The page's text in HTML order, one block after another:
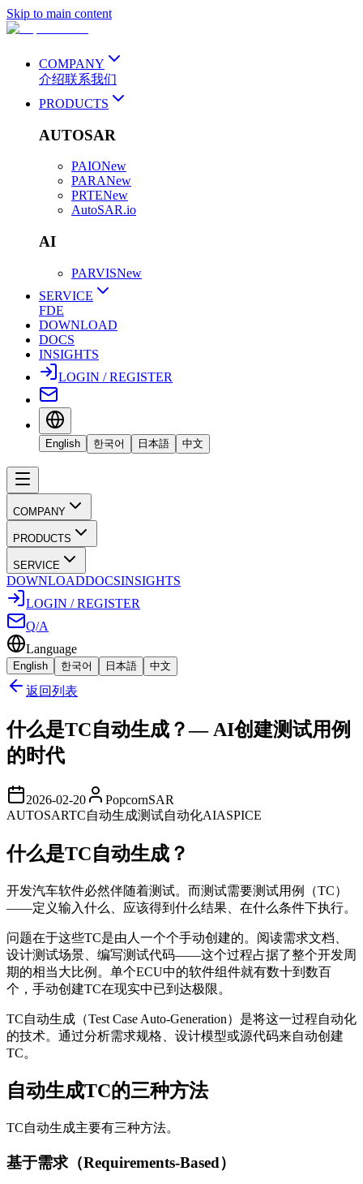
Skip to main content
COMPANY
介绍联系我们
PRODUCTS
AUTOSAR
PAIONew
PARANew
PRTENew
AutoSAR.io
AI
PARVISNew
SERVICE
FDE
DOWNLOAD
DOCS
INSIGHTS
LOGIN / REGISTER
English 한국어 日本語 中文
COMPANY
PRODUCTS
SERVICE
DOWNLOADDOCSINSIGHTS
LOGIN / REGISTER
Q/A
Language
English 한국어 日本語 中文
返回列表
什么是TC自动生成？— AI创建测试用例
的时代
2026-02-20
PopcornSAR
AUTOSARTC自动生成测试自动化AIASPICE
什么是TC自动生成？
开发汽车软件必然伴随着测试。而测试需要测试用例（TC）
——定义输入什么、应该得到什么结果、在什么条件下执行。
问题在于这些TC是由人一个个手动创建的。阅读需求文档、
设计测试场景、编写测试代码——这个过程占据了整个开发周
期的相当大比例。单个ECU中的软件组件就有数十到数百
个，手动创建TC在现实中已到达极限。
TC自动生成（Test Case Auto-Generation）是将这一过程自动化
的技术。通过分析需求规格、设计模型或源代码来自动创建
TC。
自动生成TC的三种方法
TC自动生成主要有三种方法。
基于需求（Requirements-Based）